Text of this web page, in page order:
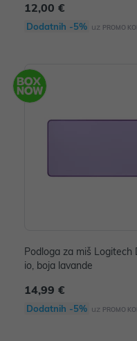
12,00 €
Dodatnih -5% uz PROMO
Podloga za miš Logitech
io, boja lavande
14,99 €
Dodatnih -5% uz PROMO